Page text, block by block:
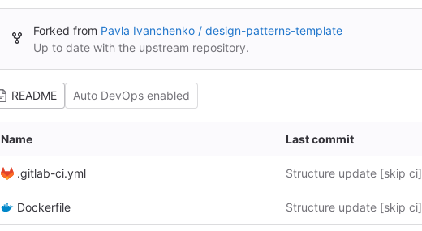
Forked from Pavla Ivanchenko / design-patterns-template
Up to date with the upstream repository.
README Auto DevOps enabled
Name Last commit
.gitlab-ci.yml Structure update [skip ci]
Dockerfile Structure update [skip ci]